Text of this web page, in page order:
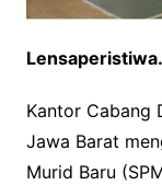
Kantor Cabang
Jawa Barat
Murid Baru